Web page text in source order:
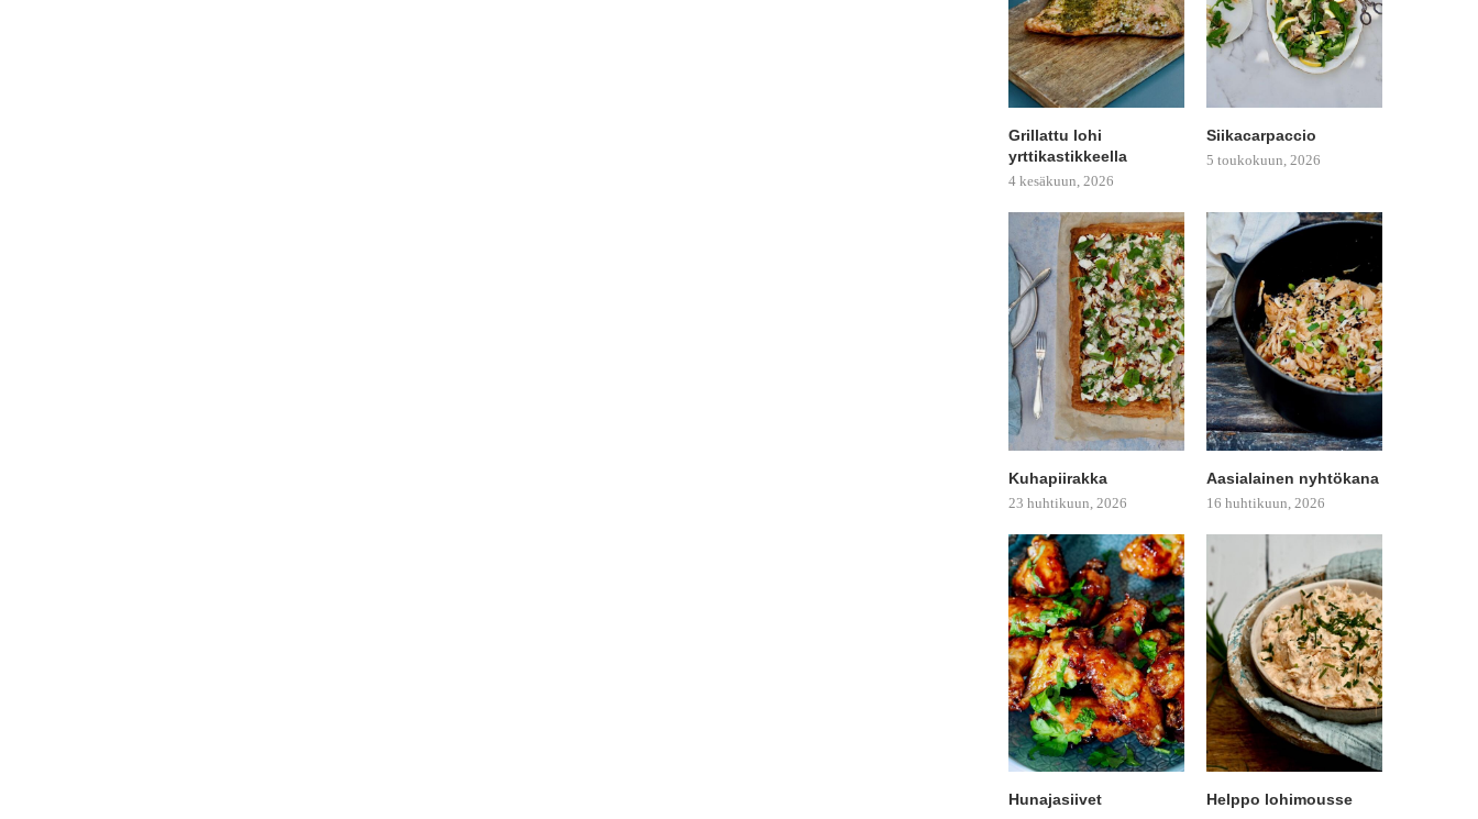
Grillattu lohi
yrttikastikkeella
4 kesäkuun, 2026
Siikacarpaccio
5 toukokuun, 2026
Kuhapiirakka
23 huhtikuun, 2026
Aasialainen nyhtökana
16 huhtikuun, 2026
Hunajasiivet Helppo lohimousse